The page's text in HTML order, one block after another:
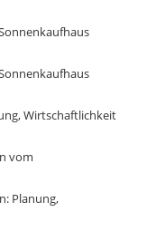
Wirtschaftlichkeit
vom
Planung,